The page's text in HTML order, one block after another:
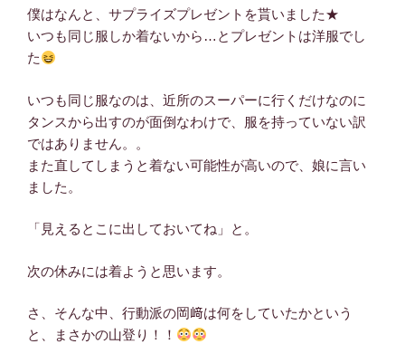
僕はなんと、サプライズプレゼントを貰いました★
いつも同じ服しか着ないから…とプレゼントは洋服でし
た
いつも同じ服なのは、近所のスーパーに行くだけなのに
タンスから出すのが面倒なわけで、服を持っていない訳
ではありません。。
また直してしまうと着ない可能性が高いので、娘に言い
ました。
「見えるとこに出しておいてね」と。
次の休みには着ようと思います。
さ、そんな中、行動派の岡﨑は何をしていたかという
と、まさかの山登り！！